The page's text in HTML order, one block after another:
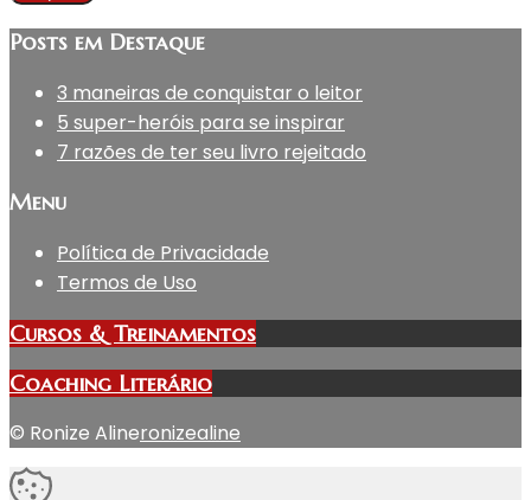
Posts em Destaque
3 maneiras de conquistar o leitor
5 super-heróis para se inspirar
7 razões de ter seu livro rejeitado
Menu
Política de Privacidade
Termos de Uso
Cursos & Treinamentos
Coaching Literário
© Ronize Alineronizealine